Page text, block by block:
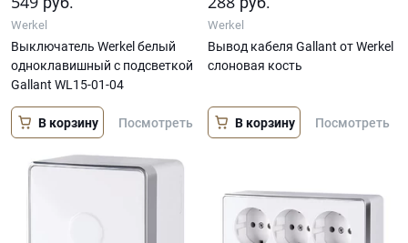
Werkel
Выключатель Werkel белый
одноклавишный с подсветкой
Gallant WL15-01-04
В корзину Посмотреть
Werkel
Вывод кабеля Gallant от Werkel
слоновая кость
В корзину Посмотреть